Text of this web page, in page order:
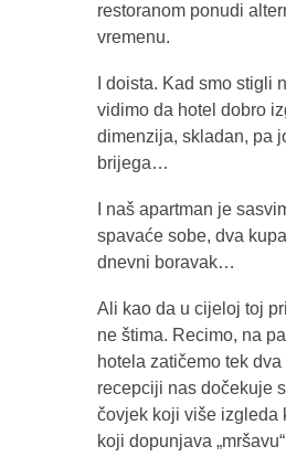
restoranom ponudi
vremenu.
I doista. Kad smo stigli
vidimo da hotel dobro
dimenzija, skladan, pa
brijega…
I naš apartman je
spavaće sobe, dva
dnevni boravak…
Ali kao da u cijeloj toj
ne štima. Recimo, na
hotela zatičemo tek dva
recepciji nas dočekuje
čovjek koji više izgleda
koji dopunjava